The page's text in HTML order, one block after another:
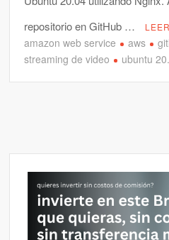
repositorio en GitHub …
amazon web service aws
streaming de video
ubuntu